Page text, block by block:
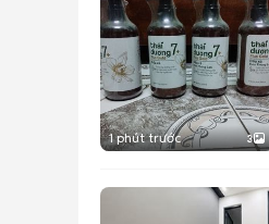
1 phút trước 3